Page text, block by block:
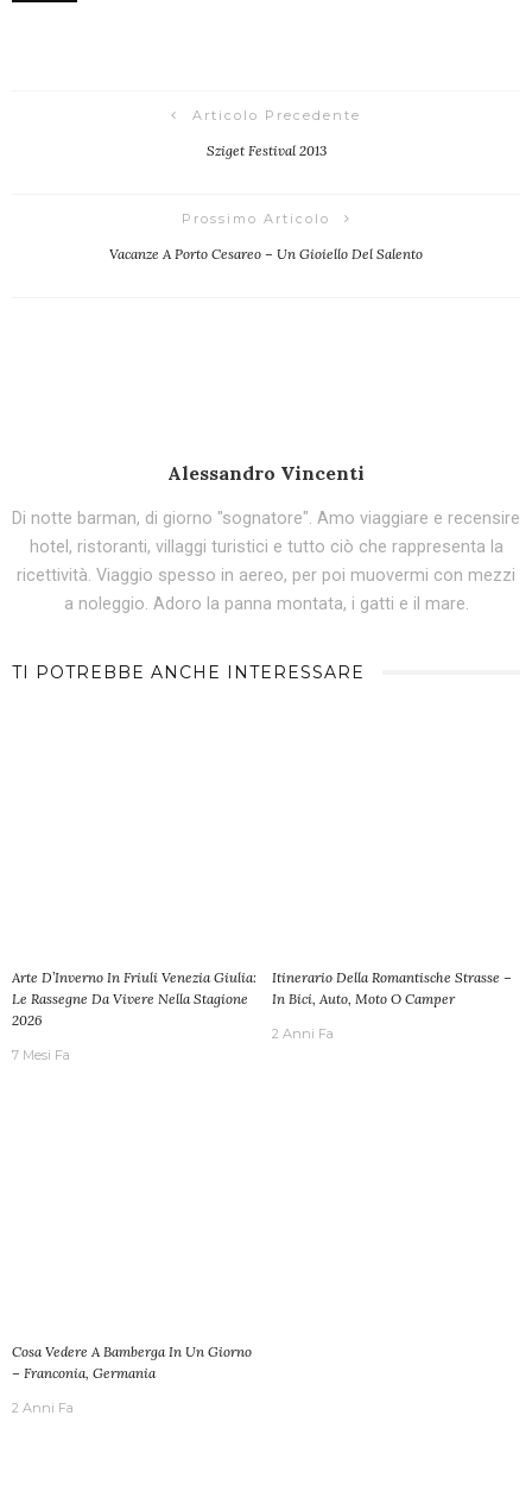
Articolo Precedente
Sziget Festival 2013
Prossimo Articolo
Vacanze A Porto Cesareo – Un Gioiello Del Salento
Alessandro Vincenti
Di notte barman, di giorno "sognatore". Amo viaggiare e recensire
hotel, ristoranti, villaggi turistici e tutto ciò che rappresenta la
ricettività. Viaggio spesso in aereo, per poi muovermi con mezzi
a noleggio. Adoro la panna montata, i gatti e il mare.
TI POTREBBE ANCHE INTERESSARE
Arte D’Inverno In Friuli Venezia Giulia:
Le Rassegne Da Vivere Nella Stagione
2026
7 Mesi Fa
Itinerario Della Romantische Strasse –
In Bici, Auto, Moto O Camper
2 Anni Fa
Cosa Vedere A Bamberga In Un Giorno
– Franconia, Germania
2 Anni Fa